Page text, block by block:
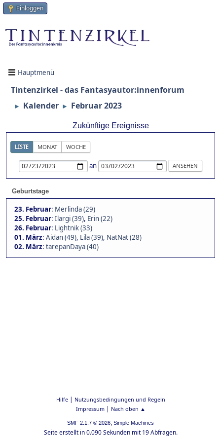
Einloggen
Hauptmenü
Tintenzirkel - das Fantasyautor:innenforum
► Kalender ► Februar 2023
Zukünftige Ereignisse
LISTE MONAT WOCHE
an
Geburtstage
23. Februar: Merlinda (29)
25. Februar: Ilargi (39), Erin (22)
26. Februar: Lightnik (33)
01. März: Aidan (49), Lila (39), NatNat (28)
02. März: tarepanDaya (40)
Hilfe| Nutzungsbedingungen und Regeln
Impressum| Nach oben ▲
SMF 2.1.7 © 2026, Simple Machines
Seite erstellt in 0.090 Sekunden mit 19 Abfragen.